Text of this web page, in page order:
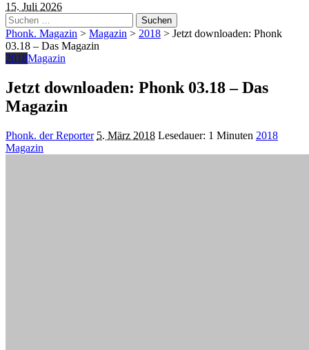
15. Juli 2026
Suchen
nach:
Phonk. Magazin > Magazin > 2018 > Jetzt downloaden: Phonk
03.18 – Das Magazin
2018Magazin
Jetzt downloaden: Phonk 03.18 – Das
Magazin
Posted
by
Phonk. der Reporter 5. März 2018 Lesedauer: 1 Minuten 2018
Magazin